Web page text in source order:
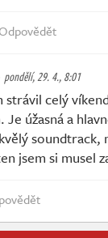
Odpovědět
pondělí, 29. 4., 8:01
celý
úžasná a
soundtrack,
jsem si musel